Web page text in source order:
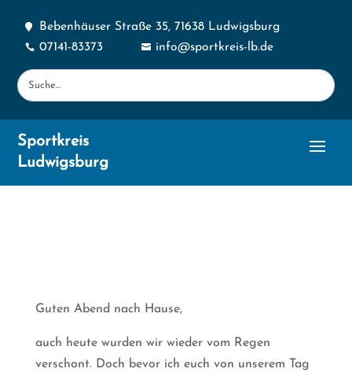
 Bebenhäuser Straße 35, 71638 Ludwigsburg
 07141-83373  info@sportkreis-lb.de
Sportkreis
Ludwigsburg
Guten Abend nach Hause,
auch heute wurden wir wieder vom Regen
verschont. Doch bevor ich euch von unserem Tag